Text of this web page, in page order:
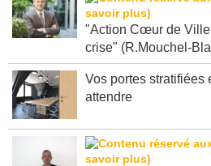
"Action Cœur de
crise" (R.Mouchel-
Vos portes stratifiées
attendre